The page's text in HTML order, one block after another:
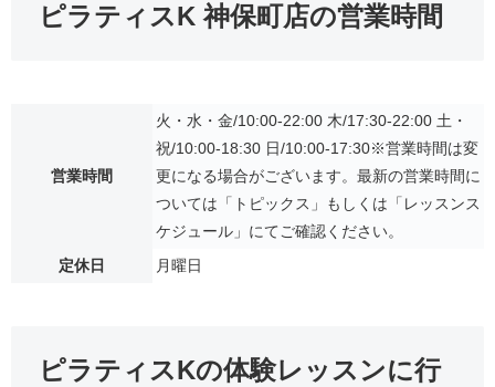
ピラティスK 神保町店の営業時間
営業時間
火・水・金/10:00-22:00 木/17:30-22:00 土・
祝/10:00-18:30 日/10:00-17:30※営業時間は変
更になる場合がございます。最新の営業時間に
ついては「トピックス」もしくは「レッスンス
ケジュール」にてご確認ください。
定休日
月曜日
ピラティスKの体験レッスンに行